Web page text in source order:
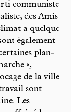
communiste
des Amis
a quelque
également
plan-
»,
de la ville
sont
Les